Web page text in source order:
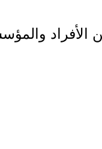
الأفراد